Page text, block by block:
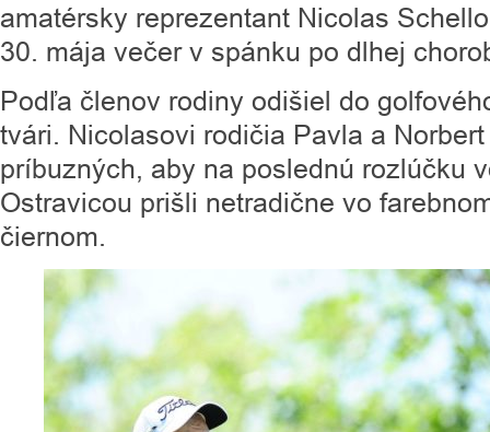
amatérsky reprezentant Nicolas
30. mája večer v spánku po dlhej
Podľa členov rodiny odišiel do
tvári. Nicolasovi rodičia Pavla a
príbuzných, aby na poslednú rozlúčku
Ostravicou prišli netradične vo
čiernom.